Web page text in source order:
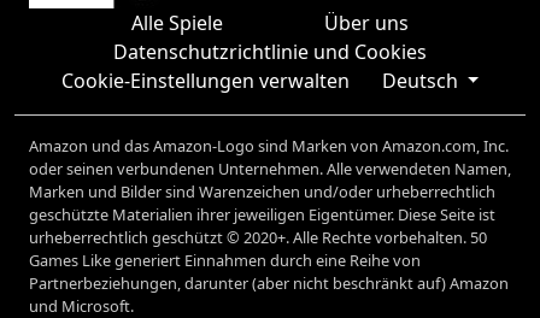
Alle Spiele
Über uns
Datenschutzrichtlinie und Cookies
Cookie-Einstellungen verwalten
Deutsch
Amazon und das Amazon-Logo sind Marken von Amazon.com, Inc.
oder seinen verbundenen Unternehmen. Alle verwendeten Namen,
Marken und Bilder sind Warenzeichen und/oder urheberrechtlich
geschützte Materialien ihrer jeweiligen Eigentümer. Diese Seite ist
urheberrechtlich geschützt © 2020+. Alle Rechte vorbehalten. 50
Games Like generiert Einnahmen durch eine Reihe von
Partnerbeziehungen, darunter (aber nicht beschränkt auf) Amazon
und Microsoft.